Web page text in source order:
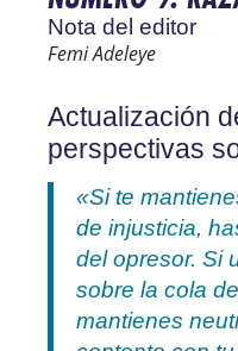
Nota del editor
Femi Adeleye
Actualización
perspectivas
«Si te
de injusticia,
del opresor. Si
sobre la cola
mantienes